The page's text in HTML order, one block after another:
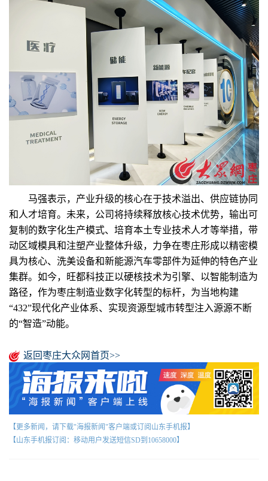
马强表示，产业升级的核心在于技术溢出、供应链协同
和人才培育。未来，公司将持续释放核心技术优势，输出可
复制的数字化生产模式、培育本土专业技术人才等举措，带
动区域模具和注塑产业整体升级，力争在枣庄形成以精密模
具为核心、洗美设备和新能源汽车零部件为延伸的特色产业
集群。如今，旺都科技正以硬核技术为引擎、以智能制造为
路径，作为枣庄制造业数字化转型的标杆，为当地构建
“432”现代化产业体系、实现资源型城市转型注入源源不断
的“智造”动能。
返回枣庄大众网首页>>
【更多新闻，请下载"海报新闻"客户端或订阅山东手机报】
【山东手机报订阅：移动用户发送短信SD到10658000】